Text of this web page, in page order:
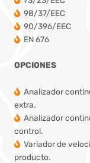
98/37/EEC
90/396/EEC
EN 676
OPCIONES
Analizador
extra.
Analizador
control.
Variador de
producto.